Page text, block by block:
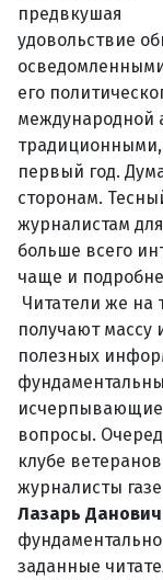
предвкушая
удовольствие
его
международной
традиционными,
первый год.
сторонам.
журналистам
больше всего
чаще и
Читатели же на
получают массу
полезных
исчерпывающие
вопросы.
клубе
журналисты
Лазарь
заданные